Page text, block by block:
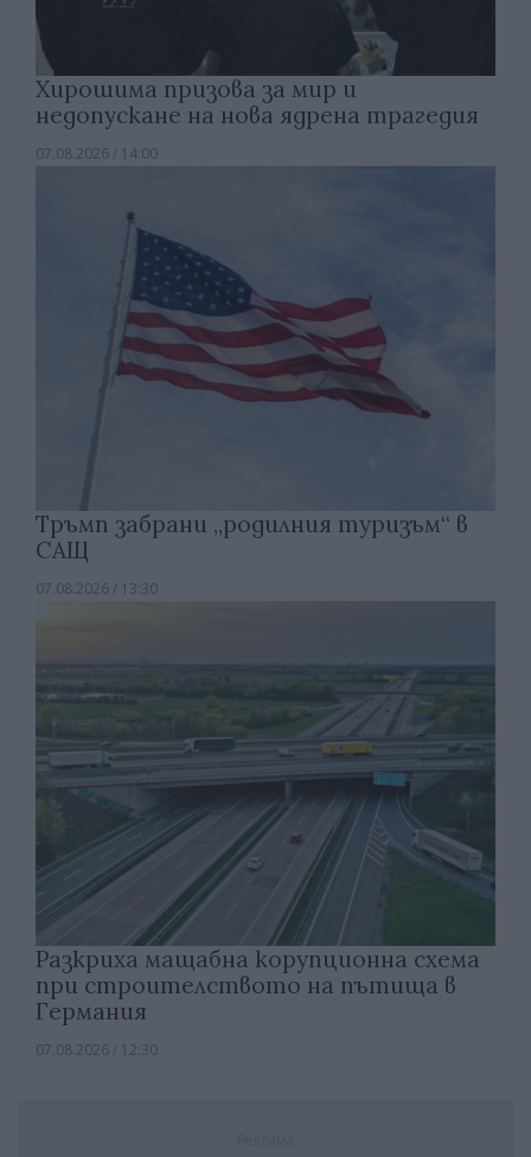
Хирошима призова за мир и
недопускане на нова ядрена трагедия
07.08.2026 / 14:00
Тръмп забрани „родилния туризъм“ в
САЩ
07.08.2026 / 13:30
Разкриха мащабна корупционна схема
при строителството на пътища в
Германия
07.08.2026 / 12:30